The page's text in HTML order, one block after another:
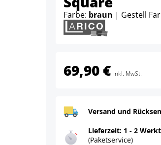
Farbe: braun | Gestell
69,90 € inkl. MwSt.
Versand und
Lieferzeit: 1 - 2
(Paketservice)